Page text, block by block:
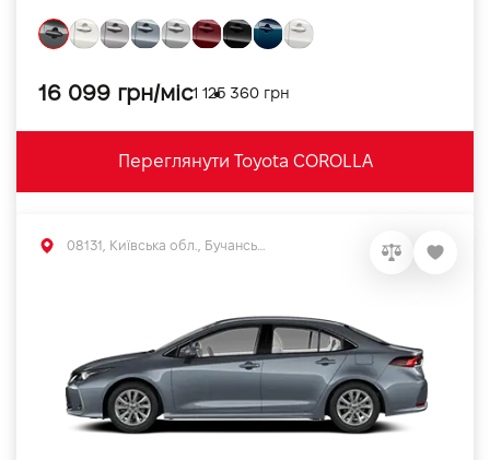
16 099 грн/міс1 125 360 грн
Переглянути Toyota COROLLA